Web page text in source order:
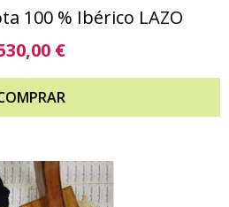
100 % Ibérico LAZO
€